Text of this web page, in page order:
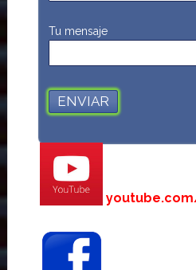
Tu mensaje